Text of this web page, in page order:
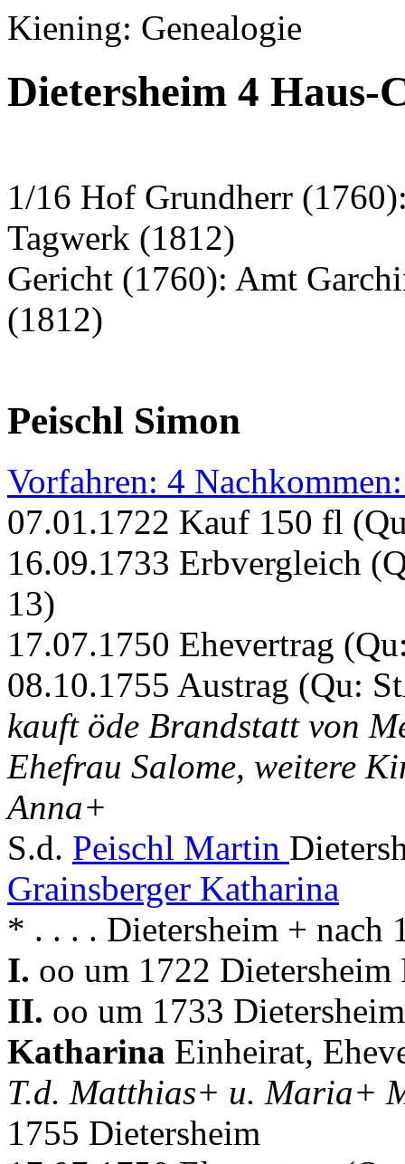
Kiening: Genealogie
Dietersheim 4
1/16 Hof Grundherr
Tagwerk (1812)
Gericht (1760): Amt
(1812)
Peischl Simon
Vorfahren: 4
07.01.1722 Kauf 150 fl
16.09.1733 Erbvergleich
13)
17.07.1750 Ehevertrag
08.10.1755 Austrag (Qu:
kauft öde Brandstatt von
Ehefrau Salome, weitere
Anna+
S.d. Peischl Martin
Grainsberger Katharina
* . . . . Dietersheim + nach
I. oo um 1722
II. oo um 1733
Katharina Einheirat,
T.d. Matthias+ u. Maria+
1755 Dietersheim